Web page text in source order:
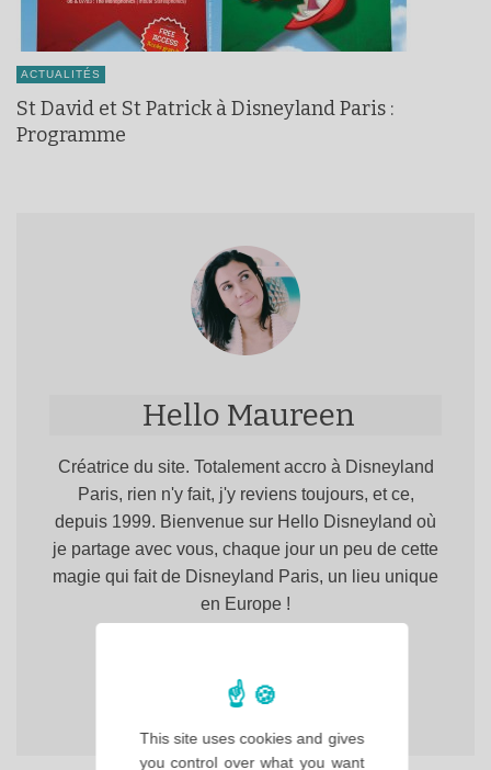
ACTUALITÉS
St David et St Patrick à Disneyland Paris :
Programme
Hello Maureen
Créatrice du site. Totalement accro à Disneyland
Paris, rien n'y fait, j'y reviens toujours, et ce,
depuis 1999. Bienvenue sur Hello Disneyland où
je partage avec vous, chaque jour un peu de cette
magie qui fait de Disneyland Paris, un lieu unique
en Europe !
This site uses cookies and gives
you control over what you want